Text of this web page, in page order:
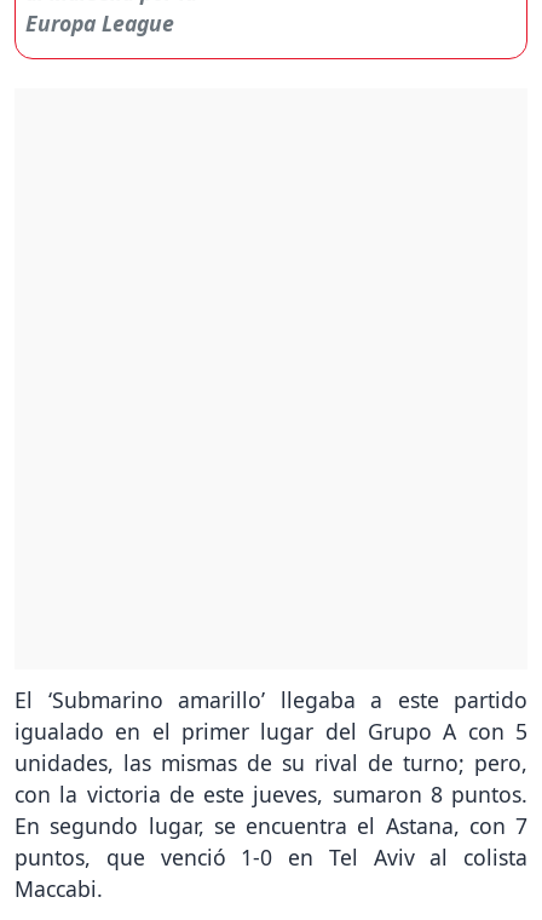
El ‘Submarino amarillo’ llegaba a este partido
igualado en el primer lugar del Grupo A con 5
unidades, las mismas de su rival de turno; pero,
con la victoria de este jueves, sumaron 8 puntos.
En segundo lugar, se encuentra el Astana, con 7
puntos, que venció 1-0 en Tel Aviv al colista
Maccabi.